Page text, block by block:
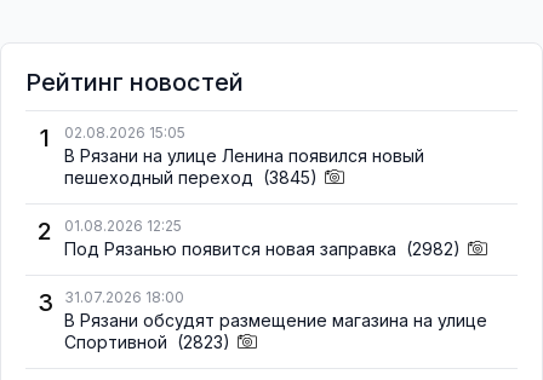
Рейтинг новостей
1
02.08.2026 15:05
В Рязани на улице Ленина появился новый
пешеходный переход (3845)
2 01.08.2026 12:25
Под Рязанью появится новая заправка (2982)
3 31.07.2026 18:00
В Рязани обсудят размещение магазина на улице
Спортивной (2823)